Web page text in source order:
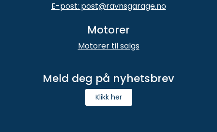
E-post: post@ravnsgarage.no
Motorer
Motorer til salgs
Meld deg på nyhetsbrev
Klikk her